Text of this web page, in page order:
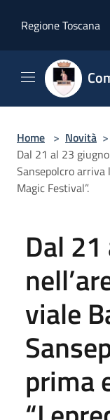
Regione Toscana
Home > Novità >
Dal 21 al 23
Sansepolcro arriva
Magic Festival”.
Dal
viale
prima